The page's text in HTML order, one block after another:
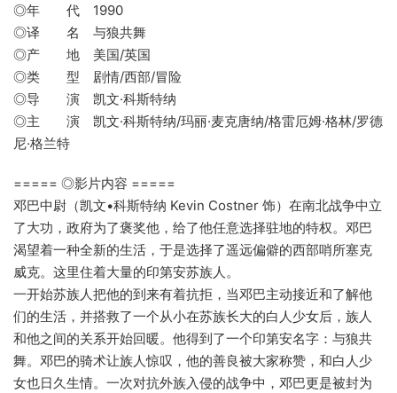
◎年 代 1990
◎译 名 与狼共舞
◎产 地 美国/英国
◎类 型 剧情/西部/冒险
◎导 演 凯文·科斯特纳
◎主 演 凯文·科斯特纳/玛丽·麦克唐纳/格雷厄姆·格林/罗德
尼·格兰特
===== ◎影片内容 =====
邓巴中尉（凯文•科斯特纳 Kevin Costner 饰）在南北战争中立
了大功，政府为了褒奖他，给了他任意选择驻地的特权。邓巴
渴望着一种全新的生活，于是选择了遥远偏僻的西部哨所塞克
威克。这里住着大量的印第安苏族人。
一开始苏族人把他的到来有着抗拒，当邓巴主动接近和了解他
们的生活，并搭救了一个从小在苏族长大的白人少女后，族人
和他之间的关系开始回暖。他得到了一个印第安名字：与狼共
舞。邓巴的骑术让族人惊叹，他的善良被大家称赞，和白人少
女也日久生情。一次对抗外族入侵的战争中，邓巴更是被封为